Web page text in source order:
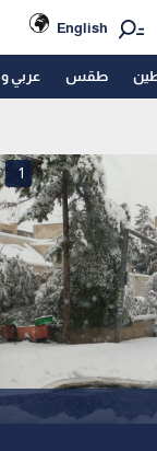
English
طقس عربي
1